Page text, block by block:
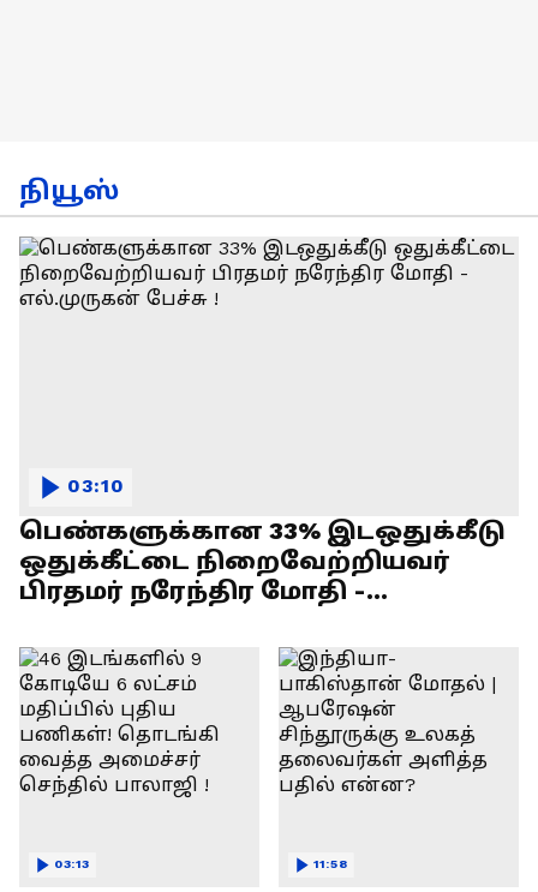
நியூஸ்
பெண்களுக்கான 33% இடஒதுக்கீடு
ஒதுக்கீட்டை நிறைவேற்றியவர்
பிரதமர் நரேந்திர மோதி -
03:10
03:13 11:58